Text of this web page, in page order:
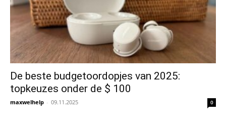
De beste budgetoordopjes van 2025:
topkeuzes onder de $ 100
maxwelhelp - 09.11.2025 0